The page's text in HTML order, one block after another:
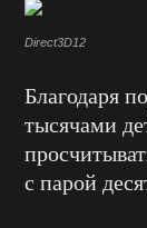
Direct3D12
Благодаря
тысячами
с парой